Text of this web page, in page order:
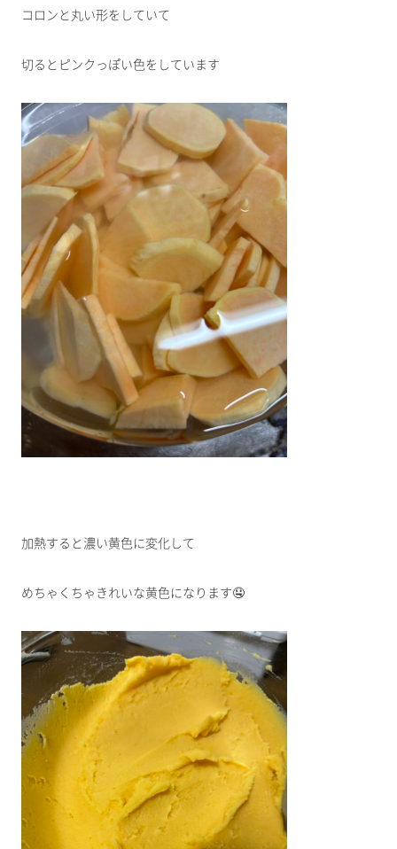
コロンと丸い形をしていて
切るとピンクっぽい色をしています
加熱すると濃い黄色に変化して
めちゃくちゃきれいな黄色になります🤤